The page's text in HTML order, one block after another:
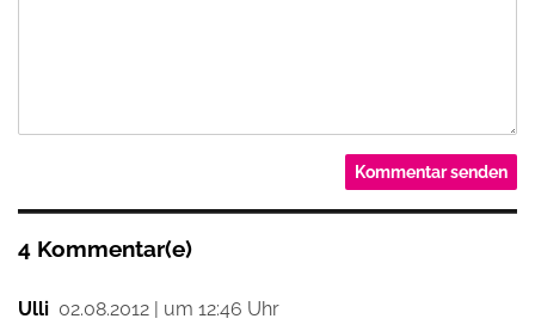
4 Kommentar(e)
Ulli 02.08.2012 | um 12:46 Uhr